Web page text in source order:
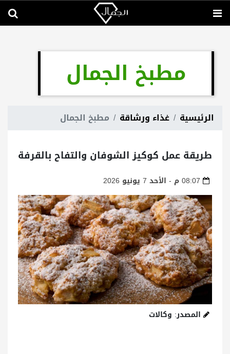
مطبخ الجمال
الرئيسية غذاء ورشاقة مطبخ الجمال
طريقة عمل كوكيز الشوفان والتفاح بالقرفة
المصدر: وكالات